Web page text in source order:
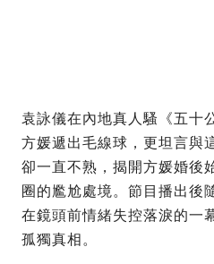
袁詠儀在內地真人騷《五十
方媛遞出毛線球，更坦言與
卻一直不熟，揭開方媛婚後
圈的尷尬處境。節目播出後
在鏡頭前情緒失控落淚的一
孤獨真相。